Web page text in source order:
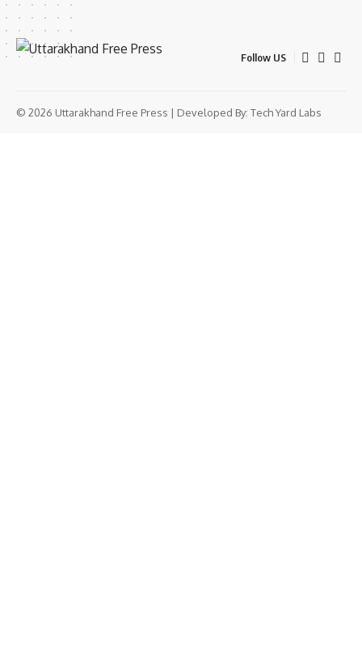
Follow US
© 2026 Uttarakhand Free Press | Developed By: Tech Yard Labs